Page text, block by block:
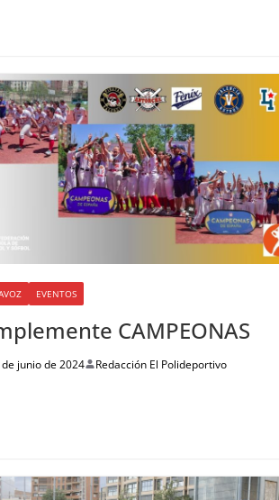
EVENTOS
CAMPEONAS
de junio de 2024 Redacción El Polideportivo